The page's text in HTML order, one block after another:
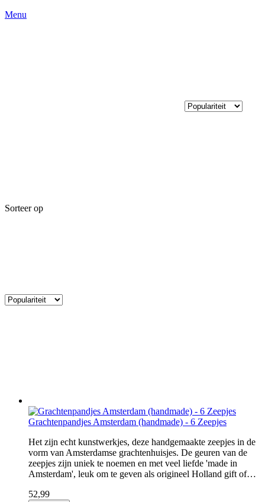
Menu
Sorteer op
Grachtenpandjes Amsterdam (handmade) - 6 Zeepjes
Het zijn echt kunstwerkjes, deze handgemaakte zeepjes in de
vorm van Amsterdamse grachtenhuisjes. De geuren van de
zeepjes zijn uniek te noemen en met veel liefde 'made in
Amsterdam', leuk om te geven als origineel Holland gift of…
52,99